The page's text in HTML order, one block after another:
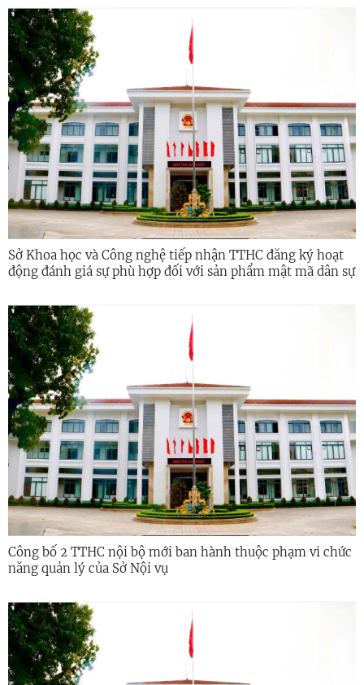
Sở Khoa học và Công nghệ tiếp nhận TTHC đăng ký hoạt
động đánh giá sự phù hợp đối với sản phẩm mật mã dân sự
Công bố 2 TTHC nội bộ mới ban hành thuộc phạm vi chức
năng quản lý của Sở Nội vụ